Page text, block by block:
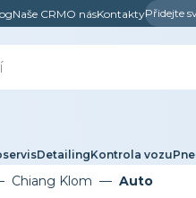
Naše CRMO násKontaktyPřidejte
DetailingKontrola vozu
Chiang Klom Auto